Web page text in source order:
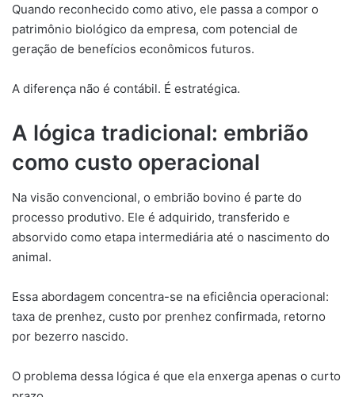
Quando reconhecido como ativo, ele passa a compor o
patrimônio biológico da empresa, com potencial de
geração de benefícios econômicos futuros.
A diferença não é contábil. É estratégica.
A lógica tradicional: embrião
como custo operacional
Na visão convencional, o embrião bovino é parte do
processo produtivo. Ele é adquirido, transferido e
absorvido como etapa intermediária até o nascimento do
animal.
Essa abordagem concentra-se na eficiência operacional:
taxa de prenhez, custo por prenhez confirmada, retorno
por bezerro nascido.
O problema dessa lógica é que ela enxerga apenas o curto